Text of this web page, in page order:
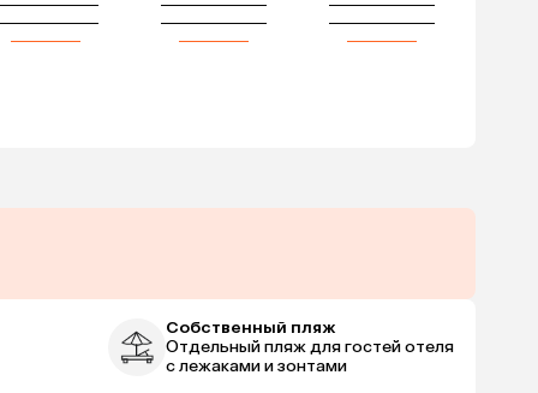
Собственный пляж
Отдельный пляж для гостей отеля
с лежаками и зонтами